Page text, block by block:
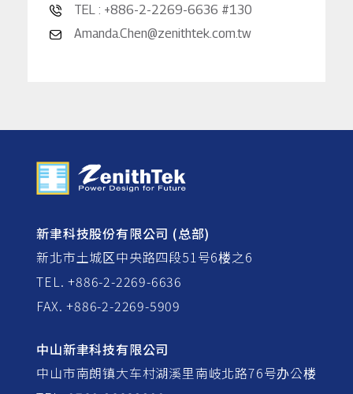
TEL : +886-2-2269-6636 #130
Amanda.Chen@zenithtek.com.tw
新聿科技股份有限公司 (总部)
新北市土城区中央路四段51号6楼之6
TEL. +886-2-2269-6636
FAX. +886-2-2269-5909
中山新聿科技有限公司
中山市南朗镇大车村湖溪里南岐北路76号办公楼